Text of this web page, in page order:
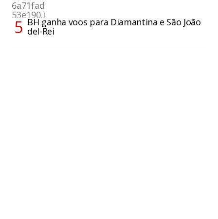
BH ganha voos para Diamantina e São João
del-Rei